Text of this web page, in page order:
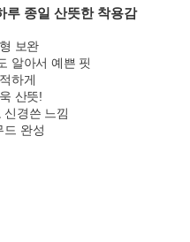
루 종일 산뜻한 착용감
보완
알아서 예쁜 핏
하게
산뜻!
경쓴 느낌
드 완성